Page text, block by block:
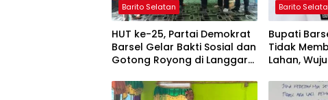
Barito Selatan
HUT ke-25, Partai Demokrat
Barsel Gelar Bakti Sosial dan
Gotong Royong di Langgar
Barito
Bupati
Tidak
Lahan,